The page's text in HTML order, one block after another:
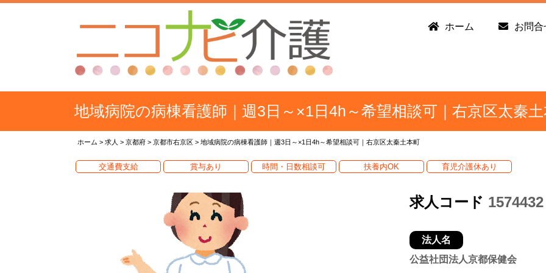
ホーム お問合
地域病院の病棟看護師｜週3日～×1日4h～希望相談可｜右京区太秦
ホーム > 求人 > 京都府 > 京都市右京区 > 地域病院の病棟看護師｜週3日～×1日4h～希望相談可｜右京区太秦土本町
交通費支給 賞与あり 時間・日数相談可 扶養内OK 育児介護休あり
求人コード 1574432
法人名
公益社団法人京都保健会